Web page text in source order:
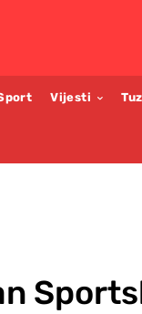
Vijesti